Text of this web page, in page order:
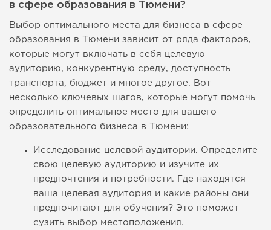
в сфере образования в Тюмени?
Выбор оптимального места для бизнеса в сфере
образования в Тюмени зависит от ряда факторов,
которые могут включать в себя целевую
аудиторию, конкурентную среду, доступность
транспорта, бюджет и многое другое. Вот
несколько ключевых шагов, которые могут помочь
определить оптимальное место для вашего
образовательного бизнеса в Тюмени:
Исследование целевой аудитории. Определите
свою целевую аудиторию и изучите их
предпочтения и потребности. Где находятся
ваша целевая аудитория и какие районы они
предпочитают для обучения? Это поможет
сузить выбор местоположения.